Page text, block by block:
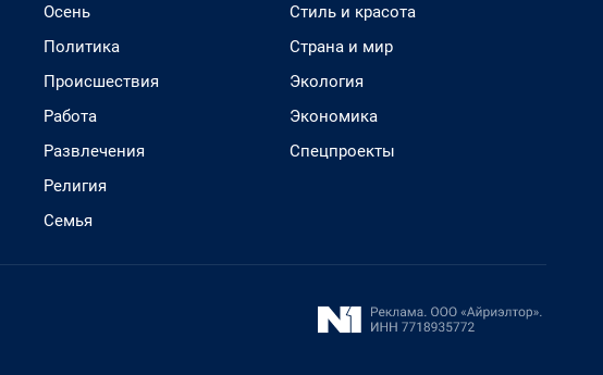
Осень
Политика
Происшествия
Работа
Развлечения
Религия
Семья
Стиль и красота
Страна и мир
Экология
Экономика
Спецпроекты